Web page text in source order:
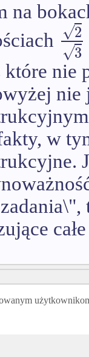
na
2
√
3
√
które nie
nie
w